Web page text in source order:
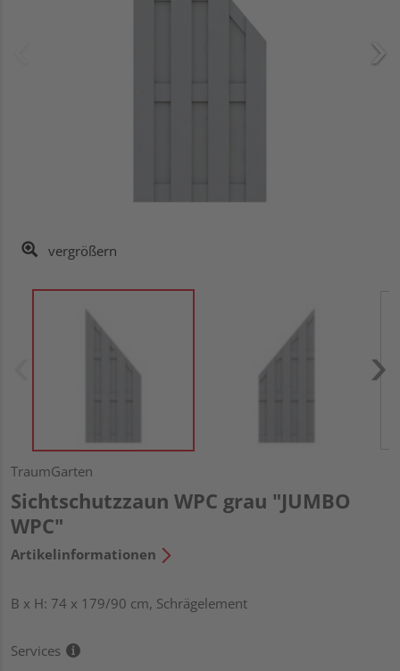
vergrößern
TraumGarten
Sichtschutzzaun WPC grau "JUMBO
WPC"
Artikelinformationen
B x H: 74 x 179/90 cm, Schrägelement
Services